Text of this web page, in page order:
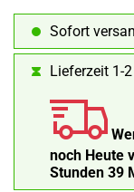
Sofort
Lieferzeit 1-
noch Heute
Stunden 39